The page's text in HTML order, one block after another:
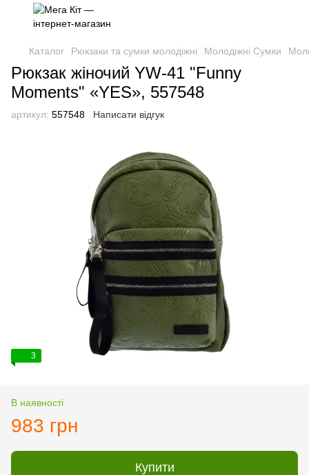
Каталог Рюкзаки та сумки молодіжні Молодіжні Сумки
Рюкзак жіночий YW-41 "Funny
Moments" «YES», 557548
артикул: 557548 Написати відгук
3
В наявності
983 грн
Купити